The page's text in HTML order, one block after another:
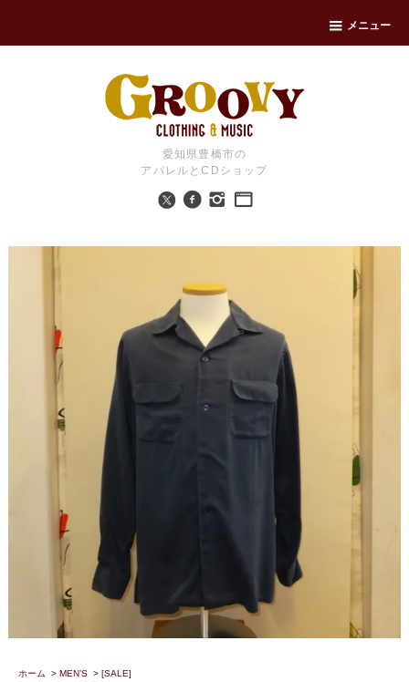
メニュー
愛知県豊橋市の
アパレルとCDショップ
ホーム > MEN’S > [SALE]